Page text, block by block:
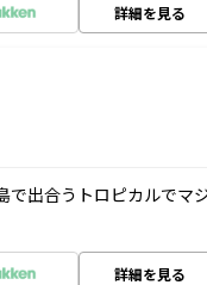
詳細を見る
で出合うトロピカルでマ
詳細を見る